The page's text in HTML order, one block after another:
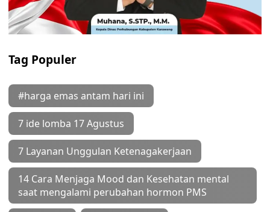
Tag Populer
#harga emas antam hari ini
7 ide lomba 17 Agustus
7 Layanan Unggulan Ketenagakerjaan
14 Cara Menjaga Mood dan Kesehatan mental
saat mengalami perubahan hormon PMS